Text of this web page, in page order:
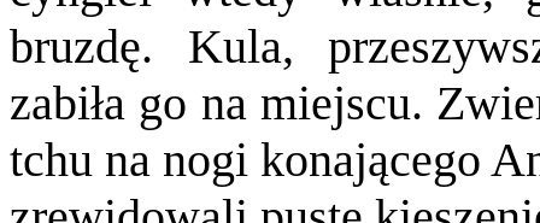
bruzdę. Kula,
zabiła go na miejscu.
tchu na nogi konającego